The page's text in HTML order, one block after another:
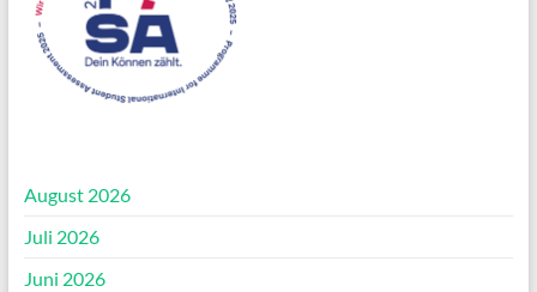
August 2026
Juli 2026
Juni 2026